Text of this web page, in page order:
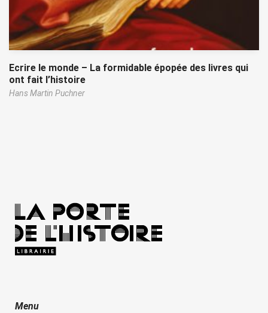
Ecrire le monde – La formidable épopée des livres qui
ont fait l’histoire
Hans Martin Puchner
Menu